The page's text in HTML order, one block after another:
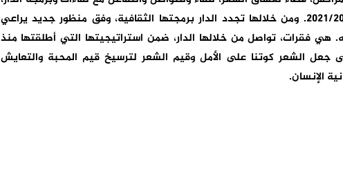
في افتتاح الموسم الخامس 2021/2022. ومن خلالها تجدد الدار برمجتها الثقافية، وفق منظور جديد يراعي
هي فقرات، تواصل من خلالها الدار، ضمن استراتيجيتها التي أطلقتها منذ
( 16 شتنبر2017)، الى جعل الشعر كوتنا على الأمل وقيم الشعر لترسيخ قيم المحبة والتعايش
الإنسان.